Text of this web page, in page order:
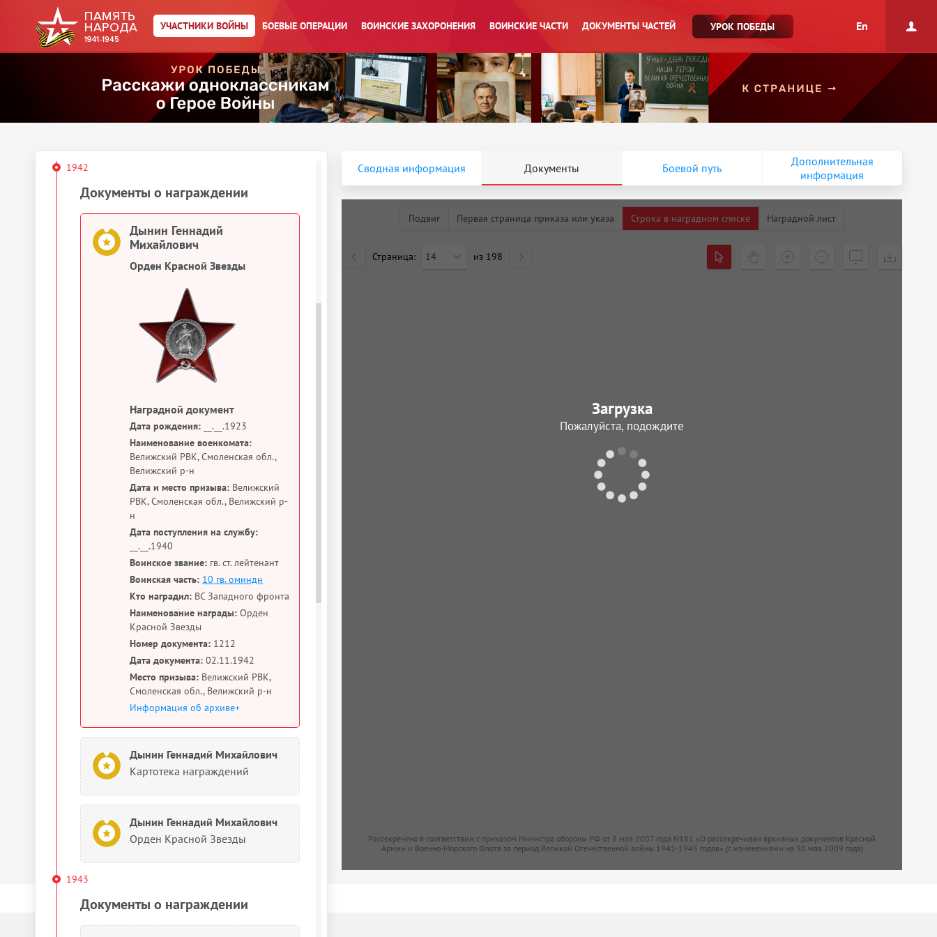
УЧАСТНИКИ ВОЙНЫ БОЕВЫЕ ОПЕРАЦИИ ВОИНСКИЕ ЗАХОРОНЕНИЯ ВОИНСКИЕ ЧАСТИ ДОКУМЕНТЫ ЧАСТЕЙ УРОК ПОБЕДЫ En
Учетно-послужная картотека
Дынин Геннадий Михайлович
Учетно-послужная картотека
1942
Документы о награждении
Дынин Геннадий
Михайлович
Орден Красной Звезды
Наградной документ
Дата рождения: __.__.1923
Наименование военкомата:
Велижский РВК, Смоленская обл.,
Велижский р-н
Дата и место призыва: Велижский
РВК, Смоленская обл., Велижский р-
н
Дата поступления на службу:
__.__.1940
Воинское звание: гв. ст. лейтенант
Воинская часть: 10 гв. оминдн
Кто наградил: ВС Западного фронта
Наименование награды: Орден
Красной Звезды
Номер документа: 1212
Дата документа: 02.11.1942
Место призыва: Велижский РВК,
Смоленская обл., Велижский р-н
Информация об архиве+
Дынин Геннадий Михайлович
Картотека награждений
Дынин Геннадий Михайлович
Орден Красной Звезды
1943
Документы о награждении
Сводная информация Документы Боевой путь
Дополнительная
информация
Подвиг Первая страница приказа или указа Строка в наградном списке Наградной лист
Страница: 14 из 198
Рассекречено в соответствии с приказом Министра обороны РФ от 8 мая 2007 года N181 «О рассекречиван архивных документов Красной
Армии и Военно-Морского Флота за период Великой Отечественной войны 1941-1945 годов» (с изменениями на 30 мая 2009 года)
Загрузка
Пожалуйста, подождите